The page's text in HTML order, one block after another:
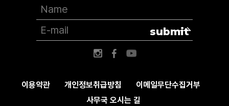
이용약관 개인정보취급방침
이메일무단수집거부
사무국 오시는 길
submit